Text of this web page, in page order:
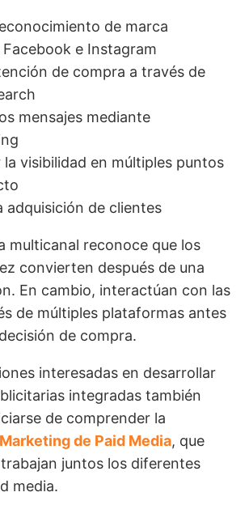
de marca
e Instagram
de compra a través de
mensajes mediante
la visibilidad en múltiples puntos
adquisición de clientes
multicanal reconoce que los
convierten después de una
En cambio, interactúan con las
de múltiples plataformas antes
de compra.
interesadas en desarrollar
integradas también
de comprender la
de Paid Media, que
juntos los diferentes
media.